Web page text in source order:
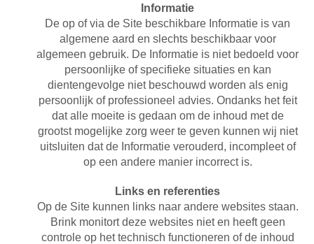
Informatie
De op of via de Site beschikbare Informatie is van
algemene aard en slechts beschikbaar voor
algemeen gebruik. De Informatie is niet bedoeld voor
persoonlijke of specifieke situaties en kan
dientengevolge niet beschouwd worden als enig
persoonlijk of professioneel advies. Ondanks het feit
dat alle moeite is gedaan om de inhoud met de
grootst mogelijke zorg weer te geven kunnen wij niet
uitsluiten dat de Informatie verouderd, incompleet of
op een andere manier incorrect is.
Links en referenties
Op de Site kunnen links naar andere websites staan.
Brink monitort deze websites niet en heeft geen
controle op het technisch functioneren of de inhoud